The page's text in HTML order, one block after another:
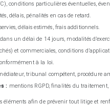
conditions particulières éventuelles,
délais, pénalités en cas de retard.
délais estimés, frais additionnels.
un délai de 14 jours, modalités
et commerciales, conditions
à la loi.
tribunal compétent, procédure
: mentions RGPD, finalités du traitement,
éléments afin de prévenir tout litige et